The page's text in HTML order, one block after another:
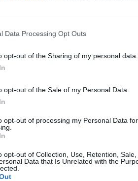
Data Processing Opt Outs
opt-out of the Sharing of my personal data.
opt-out of the Sale of my Personal Data.
opt-out of processing my Personal Data
opt-out of Collection, Use, Retention,
Data that Is Unrelated with the
non va in ferie:
per te
propone un appuntamento
laboratori creativi, sfide